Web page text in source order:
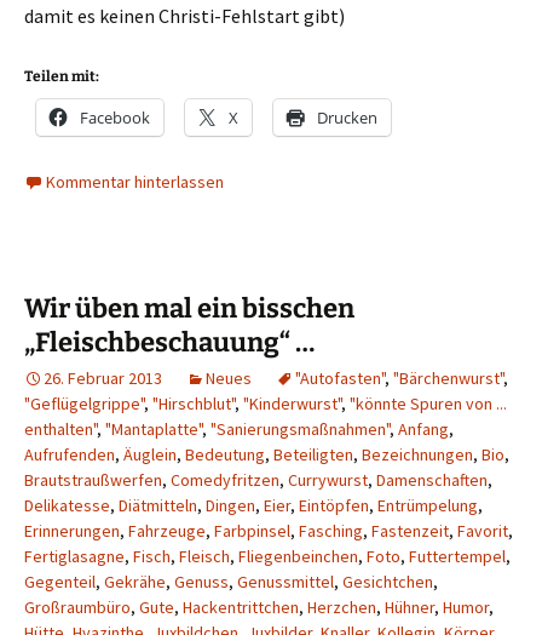
damit es keinen Christi-Fehlstart gibt)
Teilen mit:
Facebook X Drucken
Kommentar hinterlassen
Wir üben mal ein bisschen
„Fleischbeschauung“ …
26. Februar 2013 Neues "Autofasten", "Bärchenwurst",
"Geflügelgrippe", "Hirschblut", "Kinderwurst", "könnte Spuren von ...
enthalten", "Mantaplatte", "Sanierungsmaßnahmen", Anfang,
Aufrufenden, Äuglein, Bedeutung, Beteiligten, Bezeichnungen, Bio,
Brautstraußwerfen, Comedyfritzen, Currywurst, Damenschaften,
Delikatesse, Diätmitteln, Dingen, Eier, Eintöpfen, Entrümpelung,
Erinnerungen, Fahrzeuge, Farbpinsel, Fasching, Fastenzeit, Favorit,
Fertiglasagne, Fisch, Fleisch, Fliegenbeinchen, Foto, Futtertempel,
Gegenteil, Gekrähe, Genuss, Genussmittel, Gesichtchen,
Großraumbüro, Gute, Hackentrittchen, Herzchen, Hühner, Humor,